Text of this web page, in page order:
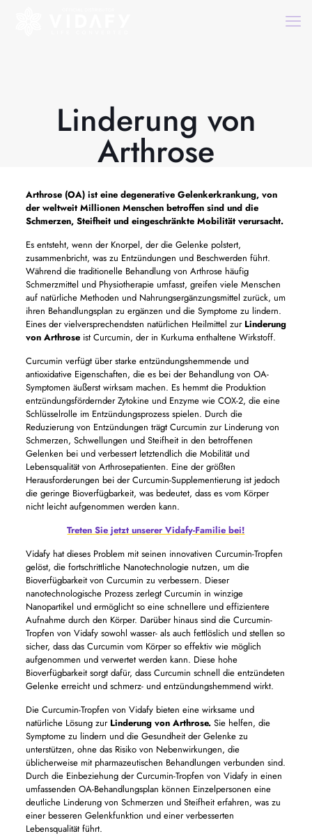
Linderung von
Arthrose
Arthrose (OA) ist eine degenerative Gelenkerkrankung, von
der weltweit Millionen Menschen betroffen sind und die
Schmerzen, Steifheit und eingeschränkte Mobilität verursacht.
Es entsteht, wenn der Knorpel, der die Gelenke polstert,
zusammenbricht, was zu Entzündungen und Beschwerden führt.
Während die traditionelle Behandlung von Arthrose häufig
Schmerzmittel und Physiotherapie umfasst, greifen viele Menschen
auf natürliche Methoden und Nahrungsergänzungsmittel zurück, um
ihren Behandlungsplan zu ergänzen und die Symptome zu lindern.
Eines der vielversprechendsten natürlichen Heilmittel zur Linderung
von Arthroseist Curcumin, der in Kurkuma enthaltene Wirkstoff.
Curcumin verfügt über starke entzündungshemmende und
antioxidative Eigenschaften, die es bei der Behandlung von OA-
Symptomen äußerst wirksam machen. Es hemmt die Produktion
entzündungsfördernder Zytokine und Enzyme wie COX-2, die eine
Schlüsselrolle im Entzündungsprozess spielen. Durch die
Reduzierung von Entzündungen trägt Curcumin zur Linderung von
Schmerzen, Schwellungen und Steifheit in den betroffenen
Gelenken bei und verbessert letztendlich die Mobilität und
Lebensqualität von Arthrosepatienten. Eine der größten
Herausforderungen bei der Curcumin-Supplementierung ist jedoch
die geringe Bioverfügbarkeit, was bedeutet, dass es vom Körper
nicht leicht aufgenommen werden kann.
Treten Sie jetzt unserer Vidafy-Familie bei!
Vidafy hat dieses Problem mit seinen innovativen Curcumin-Tropfen
gelöst, die fortschrittliche Nanotechnologie nutzen, um die
Bioverfügbarkeit von Curcumin zu verbessern. Dieser
nanotechnologische Prozess zerlegt Curcumin in winzige
Nanopartikel und ermöglicht so eine schnellere und effizientere
Aufnahme durch den Körper. Darüber hinaus sind die Curcumin-
Tropfen von Vidafy sowohl wasser- als auch fettlöslich und stellen so
sicher, dass das Curcumin vom Körper so effektiv wie möglich
aufgenommen und verwertet werden kann. Diese hohe
Bioverfügbarkeit sorgt dafür, dass Curcumin schnell die entzündeten
Gelenke erreicht und schmerz- und entzündungshemmend wirkt.
Die Curcumin-Tropfen von Vidafy bieten eine wirksame und
natürliche Lösung zur Linderung von Arthrose.Sie helfen, die
Symptome zu lindern und die Gesundheit der Gelenke zu
unterstützen, ohne das Risiko von Nebenwirkungen, die
üblicherweise mit pharmazeutischen Behandlungen verbunden sind.
Durch die Einbeziehung der Curcumin-Tropfen von Vidafy in einen
umfassenden OA-Behandlungsplan können Einzelpersonen eine
deutliche Linderung von Schmerzen und Steifheit erfahren, was zu
einer besseren Gelenkfunktion und einer verbesserten
Lebensqualität führt.